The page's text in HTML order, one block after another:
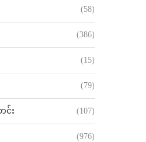
(58)
(386)
(15)
(79)
း (107)
(976)